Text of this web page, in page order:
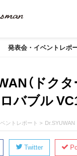
発表会・イベントレポ
（ドク
バブル
ントレポート
Twitter